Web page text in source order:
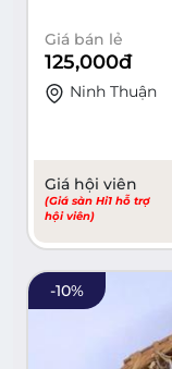
Giá bán lẻ
125,000đ
Ninh Thuận
Giá hội viên
(Giá sàn Hi1 hỗ trợ
hội viên)
-10%